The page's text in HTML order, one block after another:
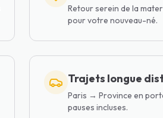
Retour serein de la
pour votre nouveau-né.
Trajets longue
Paris → Province en
pauses incluses.